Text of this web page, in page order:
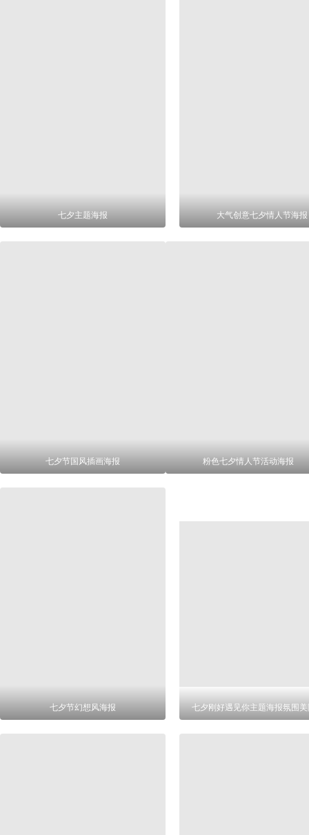
七夕主题海报 大气创意七夕情人节海报
七夕节国风插画海报 粉色七夕情人节活动海报
七夕节幻想风海报 七夕刚好遇见你主题海报氛围